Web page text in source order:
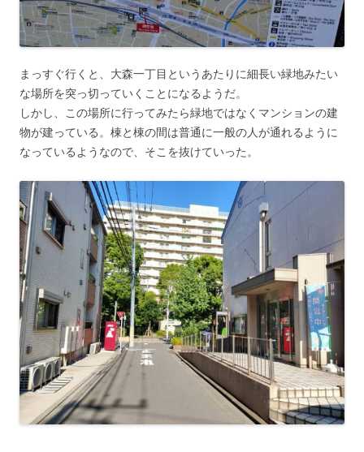
まっすぐ行くと、大森一丁目というあたりに細長い緑地みたい
な場所を突っ切っていくことになるようだ。
しかし、この場所に行ってみたら緑地ではなくマンションの建
物が建っている。棟と棟の間は普通に一般の人が通れるように
なっているようなので、そこを抜けていった。